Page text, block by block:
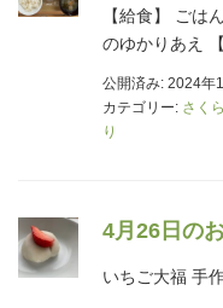
【給食】 ごは
のゆかりあえ
公開済み: 2024年
カテゴリー: さく
り
4月26日の
いちご大福 手